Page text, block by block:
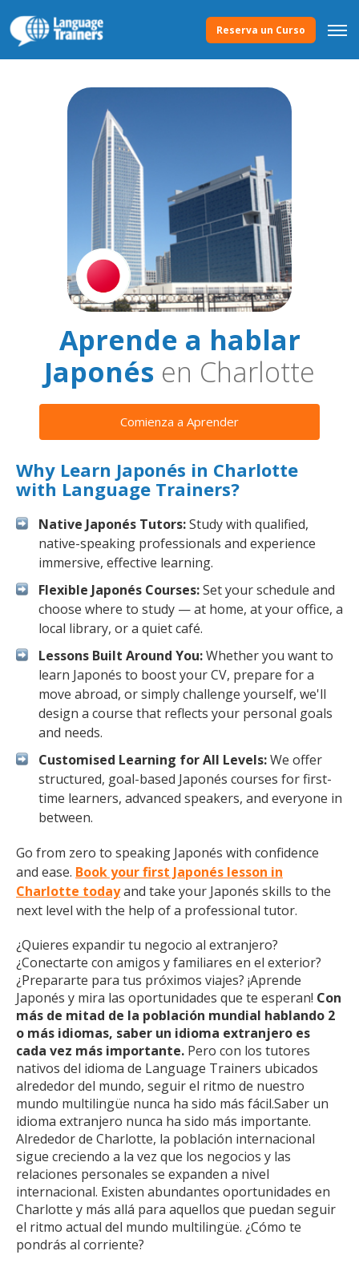
Reserva un Curso
Aprende a hablar
Japonés en Charlotte
Comienza a Aprender
Why Learn Japonés in Charlotte
with Language Trainers?
Native Japonés Tutors:Study with qualified,
native-speaking professionals and experience
immersive, effective learning.
Flexible Japonés Courses:Set your schedule and
choose where to study — at home, at your office, a
local library, or a quiet café.
Lessons Built Around You:Whether you want to
learn Japonés to boost your CV, prepare for a
move abroad, or simply challenge yourself, we'll
design a course that reflects your personal goals
and needs.
Customised Learning for All Levels:We offer
structured, goal-based Japonés courses for first-
time learners, advanced speakers, and everyone in
between.
Go from zero to speaking Japonés with confidence
and ease. Book your first Japonés lesson in
Charlotte todayand take your Japonés skills to the
next level with the help of a professional tutor.
¿Quieres expandir tu negocio al extranjero?
¿Conectarte con amigos y familiares en el exterior?
¿Prepararte para tus próximos viajes? ¡Aprende
Japonés y mira las oportunidades que te esperan! Con
más de mitad de la población mundial hablando 2
o más idiomas, saber un idioma extranjero es
cada vez más importante. Pero con los tutores
nativos del idioma de Language Trainers ubicados
alrededor del mundo, seguir el ritmo de nuestro
mundo multilingüe nunca ha sido más fácil.Saber un
idioma extranjero nunca ha sido más importante.
Alrededor de Charlotte, la población internacional
sigue creciendo a la vez que los negocios y las
relaciones personales se expanden a nivel
internacional. Existen abundantes oportunidades en
Charlotte y más allá para aquellos que puedan seguir
el ritmo actual del mundo multilingüe. ¿Cómo te
pondrás al corriente?